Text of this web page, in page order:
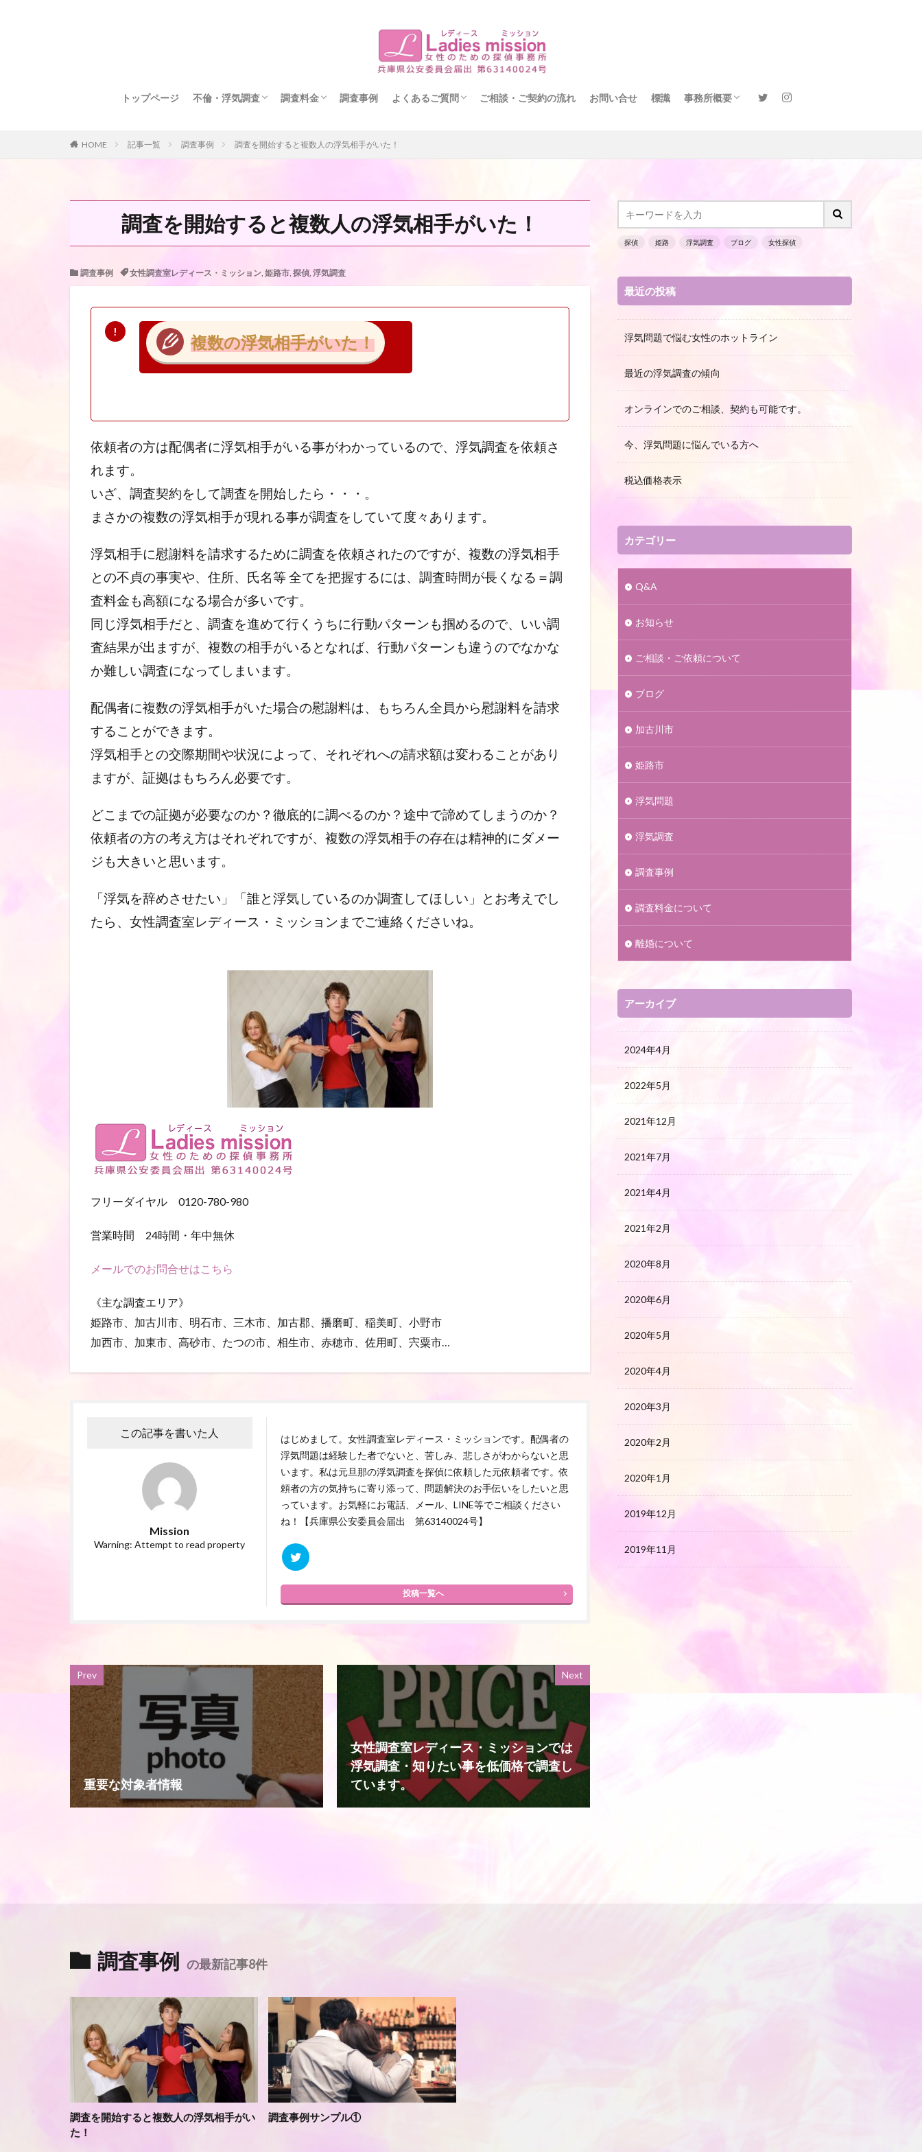
トップページ 不倫・浮気調査 調査料金 調査事例 よくあるご質問 ご相談・ご契約の流れ お問い合せ 標識 事務所概要
HOME 記事一覧 調査事例 調査を開始すると複数人の浮気相手がいた！
調査を開始すると複数人の浮気相手がいた！
調査事例 女性調査室レディース・ミッション, 姫路市, 探偵, 浮気調査
複数の浮気相手がいた！
依頼者の方は配偶者に浮気相手がいる事がわかっているので、浮気調査を依頼さ
れます。
いざ、調査契約をして調査を開始したら・・・。
まさかの複数の浮気相手が現れる事が調査をしていて度々あります。
浮気相手に慰謝料を請求するために調査を依頼されたのですが、複数の浮気相手
との不貞の事実や、住所、氏名等 全てを把握するには、調査時間が長くなる＝調
査料金も高額になる場合が多いです。
同じ浮気相手だと、調査を進めて行くうちに行動パターンも掴めるので、いい調
査結果が出ますが、複数の相手がいるとなれば、行動パターンも違うのでなかな
か難しい調査になってしまいます。
配偶者に複数の浮気相手がいた場合の慰謝料は、もちろん全員から慰謝料を請求
することができます。
浮気相手との交際期間や状況によって、それぞれへの請求額は変わることがあり
ますが、証拠はもちろん必要です。
どこまでの証拠が必要なのか？徹底的に調べるのか？途中で諦めてしまうのか？
依頼者の方の考え方はそれぞれですが、複数の浮気相手の存在は精神的にダメー
ジも大きいと思います。
「浮気を辞めさせたい」「誰と浮気しているのか調査してほしい」とお考えでし
たら、女性調査室レディース・ミッションまでご連絡くださいね。
フリーダイヤル 0120-780-980
営業時間 24時間・年中無休
メールでのお問合せはこちら
《主な調査エリア》
姫路市、加古川市、明石市、三木市、加古郡、播磨町、稲美町、小野市
加西市、加東市、高砂市、たつの市、相生市、赤穂市、佐用町、宍粟市…
この記事を書いた人
Mission
Warning: Attempt to read property
はじめまして。女性調査室レディース・ミッションです。配偶者の
浮気問題は経験した者でないと、苦しみ、悲しさがわからないと思
います。私は元旦那の浮気調査を探偵に依頼した元依頼者です。依
頼者の方の気持ちに寄り添って、問題解決のお手伝いをしたいと思
っています。お気軽にお電話、メール、LINE等でご相談ください
ね！【兵庫県公安委員会届出 第63140024号】
投稿一覧へ
Prev
重要な対象者情報
Next
女性調査室レディース・ミッションでは
浮気調査・知りたい事を低価格で調査し
ています。
探偵 姫路 浮気調査 ブログ 女性探偵
最近の投稿
浮気問題で悩む女性のホットライン
最近の浮気調査の傾向
オンラインでのご相談、契約も可能です。
今、浮気問題に悩んでいる方へ
税込価格表示
カテゴリー
Q&A
お知らせ
ご相談・ご依頼について
ブログ
加古川市
姫路市
浮気問題
浮気調査
調査事例
調査料金について
離婚について
アーカイブ
2024年4月
2022年5月
2021年12月
2021年7月
2021年4月
2021年2月
2020年8月
2020年6月
2020年5月
2020年4月
2020年3月
2020年2月
2020年1月
2019年12月
2019年11月
調査事例 の最新記事8件
調査を開始すると複数人の浮気相手がい
た！
調査事例サンプル①